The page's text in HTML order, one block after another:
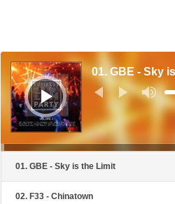
ऑडियो
प्लेयर
01. GBE - Sky
या
कम
का
01. GBE - Sky is the Limit
02. F33 - Chinatown